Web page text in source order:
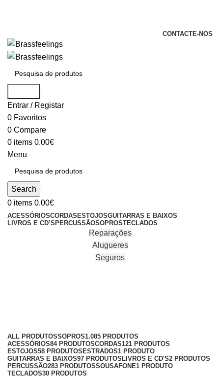
CONTACTE-NOS
Entrar / Registar
0 Favoritos
0 Compare
0 items 0.00€
Menu
Search
0 items 0.00€
ACESSÓRIOSCORDAS ESTOJOSGUITARRAS E BAIXOS
LIVROS E CD’S PERCUSSÃOSOPROSTECLADOS
Reparações
Alugueres
Seguros
ALL PRODUTOSSOPROS1.085 PRODUTOS
ACESSÓRIOS84 PRODUTOSCORDAS121 PRODUTOS
ESTOJOS58 PRODUTOS ESTRADOS1 PRODUTO
GUITARRAS E BAIXOS97 PRODUTOS LIVROS E CD'S2 PRODUTOS
PERCUSSÃO283 PRODUTOSSOUSAFONE1 PRODUTO
TECLADOS30 PRODUTOS